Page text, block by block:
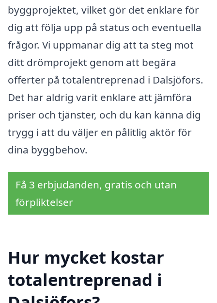
byggprojektet, vilket gör det enklare för
dig att följa upp på status och eventuella
frågor. Vi uppmanar dig att ta steg mot
ditt drömprojekt genom att begära
offerter på totalentreprenad i Dalsjöfors.
Det har aldrig varit enklare att jämföra
priser och tjänster, och du kan känna dig
trygg i att du väljer en pålitlig aktör för
dina byggbehov.
Få 3 erbjudanden, gratis och utan
förpliktelser
Hur mycket kostar
totalentreprenad i